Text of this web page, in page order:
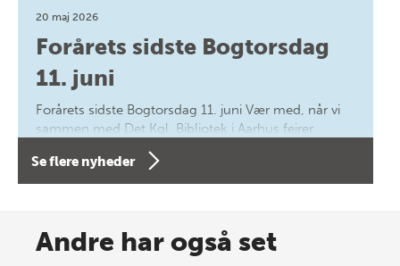
20 maj 2026
Forårets sidste Bogtorsdag
11. juni
Forårets sidste Bogtorsdag 11. juni Vær med, når vi
sammen med Det Kgl. Bibliotek i Aarhus fejrer
forfatterne bag vores nyes…
Spar op til 70% til sommer-
Se flere nyheder
Andre har også set